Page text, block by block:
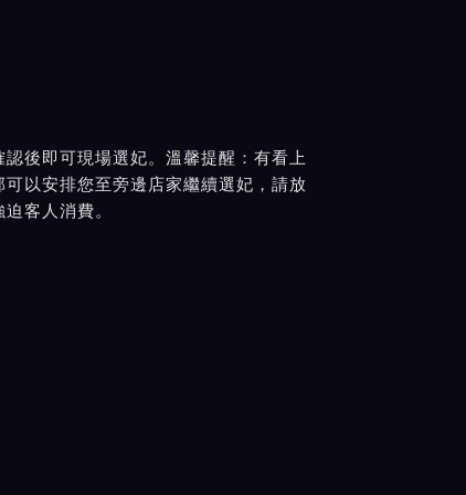
後即可現場選妃。溫馨提醒：有看上
以安排您至旁邊店家繼續選妃，請放
客人消費。